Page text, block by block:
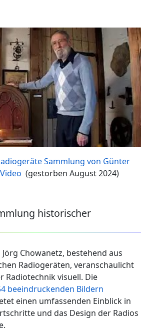
Sammlung von Günter
(gestorben August 2024)
historischer
Chowanetz, bestehend aus
Radiogeräten, veranschaulicht
Radiotechnik visuell. Die
beeindruckenden Bildern
einen umfassenden Einblick in
und das Design der Radios